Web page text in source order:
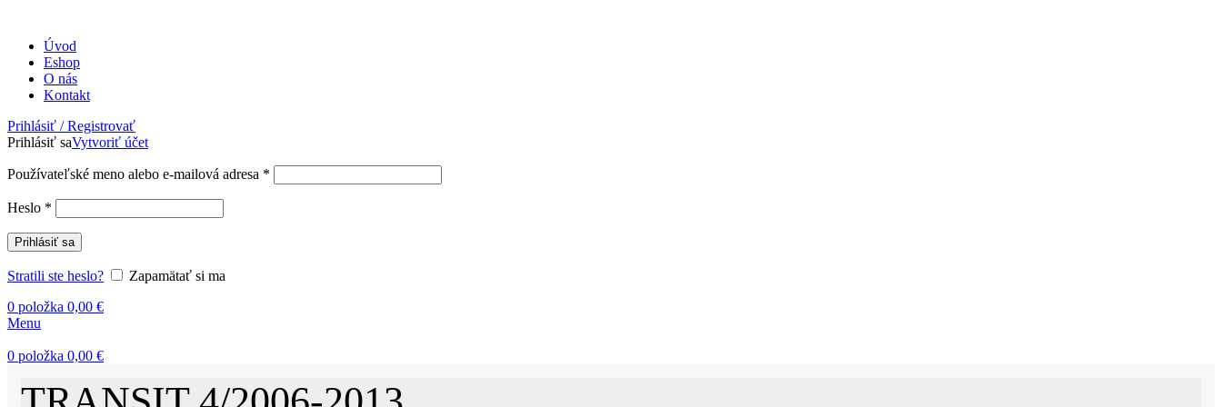
Úvod
Eshop
O nás
Kontakt
Prihlásiť / Registrovať
Prihlásiť saVytvoriť účet
Používateľské meno alebo e-mailová adresa *
Heslo *
Prihlásiť sa
Stratili ste heslo?
Zapamätať si ma
0 položka 0,00 €
Menu
0 položka 0,00 €